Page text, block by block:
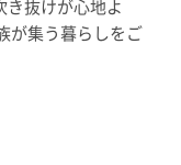
き抜けが心地よ
が集う暮らしをご